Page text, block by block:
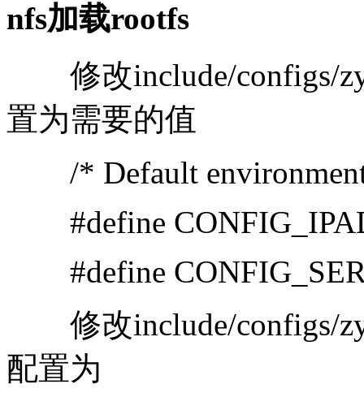
nfs加载rootfs
修改include/configs/
置为需要的值
/* Default
#define
#define
修改include/configs/
配置为